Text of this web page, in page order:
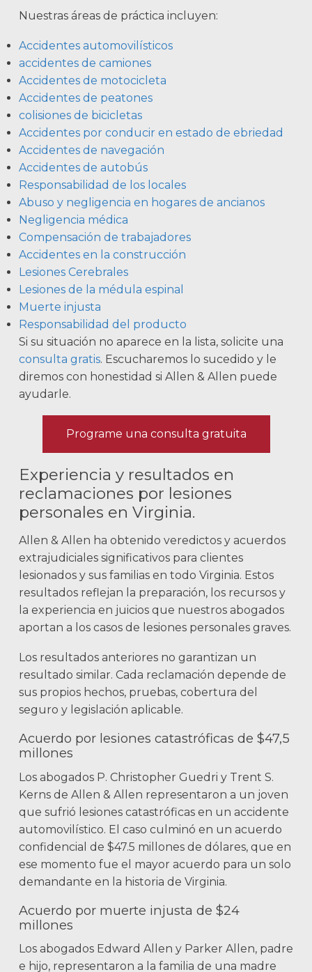
Nuestras áreas de práctica incluyen:
Accidentes automovilísticos
accidentes de camiones
Accidentes de motocicleta
Accidentes de peatones
colisiones de bicicletas
Accidentes por conducir en estado de ebriedad
Accidentes de navegación
Accidentes de autobús
Responsabilidad de los locales
Abuso y negligencia en hogares de ancianos
Negligencia médica
Compensación de trabajadores
Accidentes en la construcción
Lesiones Cerebrales
Lesiones de la médula espinal
Muerte injusta
Responsabilidad del producto
Si su situación no aparece en la lista, solicite una
consulta gratis. Escucharemos lo sucedido y le
diremos con honestidad si Allen & Allen puede
ayudarle.
Programe una consulta gratuita
Experiencia y resultados en
reclamaciones por lesiones
personales en Virginia.
Allen & Allen ha obtenido veredictos y acuerdos
extrajudiciales significativos para clientes
lesionados y sus familias en todo Virginia. Estos
resultados reflejan la preparación, los recursos y
la experiencia en juicios que nuestros abogados
aportan a los casos de lesiones personales graves.
Los resultados anteriores no garantizan un
resultado similar. Cada reclamación depende de
sus propios hechos, pruebas, cobertura del
seguro y legislación aplicable.
Acuerdo por lesiones catastróficas de $47,5
millones
Los abogados P. Christopher Guedri y Trent S.
Kerns de Allen & Allen representaron a un joven
que sufrió lesiones catastróficas en un accidente
automovilístico. El caso culminó en un acuerdo
confidencial de $47.5 millones de dólares, que en
ese momento fue el mayor acuerdo para un solo
demandante en la historia de Virginia.
Acuerdo por muerte injusta de $24
millones
Los abogados Edward Allen y Parker Allen, padre
e hijo, representaron a la familia de una madre